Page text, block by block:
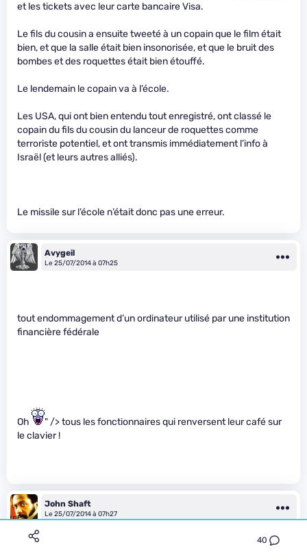
40
et les tickets avec leur carte bancaire Visa.
Le fils du cousin a ensuite tweeté à un copain que le film était
bien, et que la salle était bien insonorisée, et que le bruit des
bombes et des roquettes était bien étouffé.
Le lendemain le copain va à l’école.
Les USA, qui ont bien entendu tout enregistré, ont classé le
copain du fils du cousin du lanceur de roquettes comme
terroriste potentiel, et ont transmis immédiatement l’info à
Israël (et leurs autres alliés).
Le missile sur l’école n’était donc pas une erreur.
Avygeil
Le 25/07/2014 à 07h25
tout endommagement d’un ordinateur utilisé par une institution
financière fédérale
Oh
" /> tous les fonctionnaires qui renversent leur café sur
le clavier !
John Shaft
Le 25/07/2014 à 07h27